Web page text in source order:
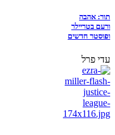
תור: אהבה
ורעם בטריילר
ופוסטר חדשים
עדי פרל